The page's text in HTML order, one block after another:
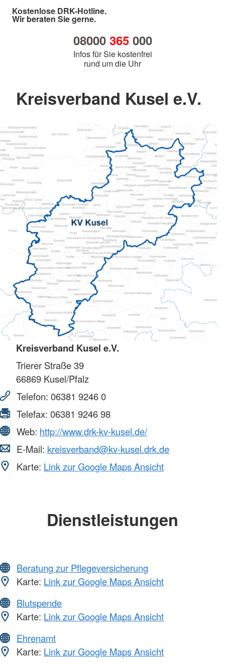
Kostenlose DRK-Hotline.
Wir beraten Sie gerne.
08000 365000
Infos für Sie kostenfrei
rund um die Uhr
Kreisverband Kusel e.V.
Kreisverband Kusel e.V.
Trierer Straße 39
66869 Kusel/Pfalz
Telefon: 06381 9246 0
Telefax: 06381 9246 98
Web: http://www.drk-kv-kusel.de/
E-Mail: kreisverband@kv-kusel.drk.de
Karte: Link zur Google Maps Ansicht
Dienstleistungen
Beratung zur Pflegeversicherung
Karte: Link zur Google Maps Ansicht
Blutspende
Karte: Link zur Google Maps Ansicht
Ehrenamt
Karte: Link zur Google Maps Ansicht